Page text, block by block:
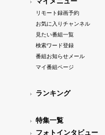
リモート録画予約
お気に入りチャンネル
見たい番組一覧
検索ワード登録
番組お知らせメール
マイ番組ページ
ランキング
特集一覧
フォトインタビュー